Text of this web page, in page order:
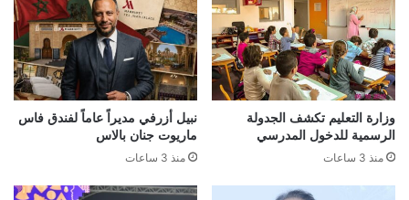
وزارة التعليم تكشف الجدولة
الرسمية للدخول المدرسي
منذ 3 ساعات
نبيل أزرفي مديراً عاماً لفندق فاس
ماريوت جنان بالاس
منذ 3 ساعات